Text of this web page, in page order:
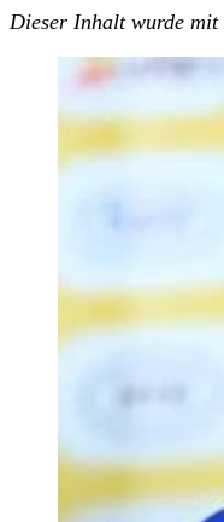
Dieser Inhalt wurde mit